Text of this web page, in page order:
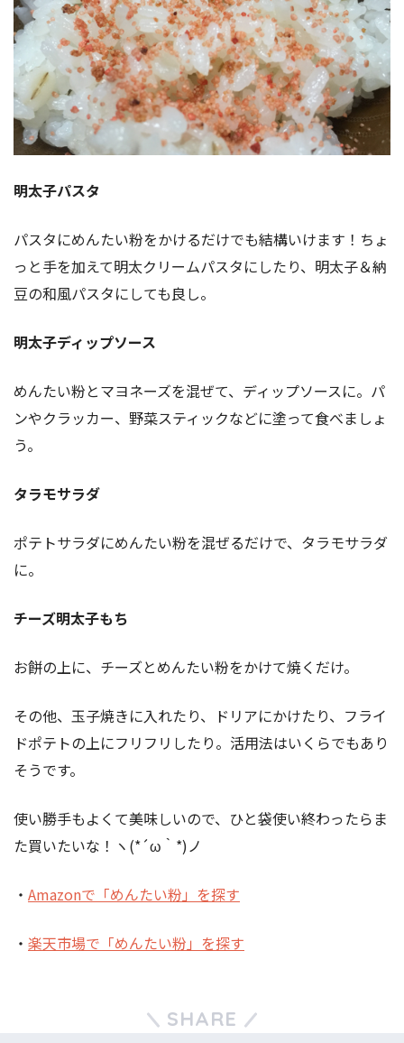
明太子パスタ
パスタにめんたい粉をかけるだけでも結構いけます！ちょ
っと手を加えて明太クリームパスタにしたり、明太子＆納
豆の和風パスタにしても良し。
明太子ディップソース
めんたい粉とマヨネーズを混ぜて、ディップソースに。パ
ンやクラッカー、野菜スティックなどに塗って食べましょ
う。
タラモサラダ
ポテトサラダにめんたい粉を混ぜるだけで、タラモサラダ
に。
チーズ明太子もち
お餅の上に、チーズとめんたい粉をかけて焼くだけ。
その他、玉子焼きに入れたり、ドリアにかけたり、フライ
ドポテトの上にフリフリしたり。活用法はいくらでもあり
そうです。
使い勝手もよくて美味しいので、ひと袋使い終わったらま
た買いたいな！ヽ(*´ω｀*)ノ
・ Amazonで「めんたい粉」を探す
・ 楽天市場で「めんたい粉」を探す
SHARE